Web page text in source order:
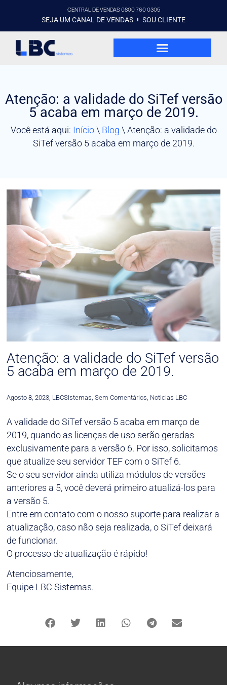
CENTRAL DE VENDAS 0800 760 0305
SEJA UM CANAL DE VENDAS SOU CLIENTE
Atenção: a validade do SiTef versão
5 acaba em março de 2019.
Você está aqui: Início\ Blog \ Atenção: a validade do
SiTef versão 5 acaba em março de 2019.
Atenção: a validade do SiTef versão
5 acaba em março de 2019.
Agosto 8, 2023, LBCSistemas, Sem Comentários, Noticias LBC
A validade do SiTef versão 5 acaba em março de
2019, quando as licenças de uso serão geradas
exclusivamente para a versão 6. Por isso, solicitamos
que atualize seu servidor TEF com o SiTef 6.
Se o seu servidor ainda utiliza módulos de versões
anteriores a 5, você deverá primeiro atualizá-los para
a versão 5.
Entre em contato com o nosso suporte para realizar a
atualização, caso não seja realizada, o SiTef deixará
de funcionar.
O processo de atualização é rápido!
Atenciosamente,
Equipe LBC Sistemas.